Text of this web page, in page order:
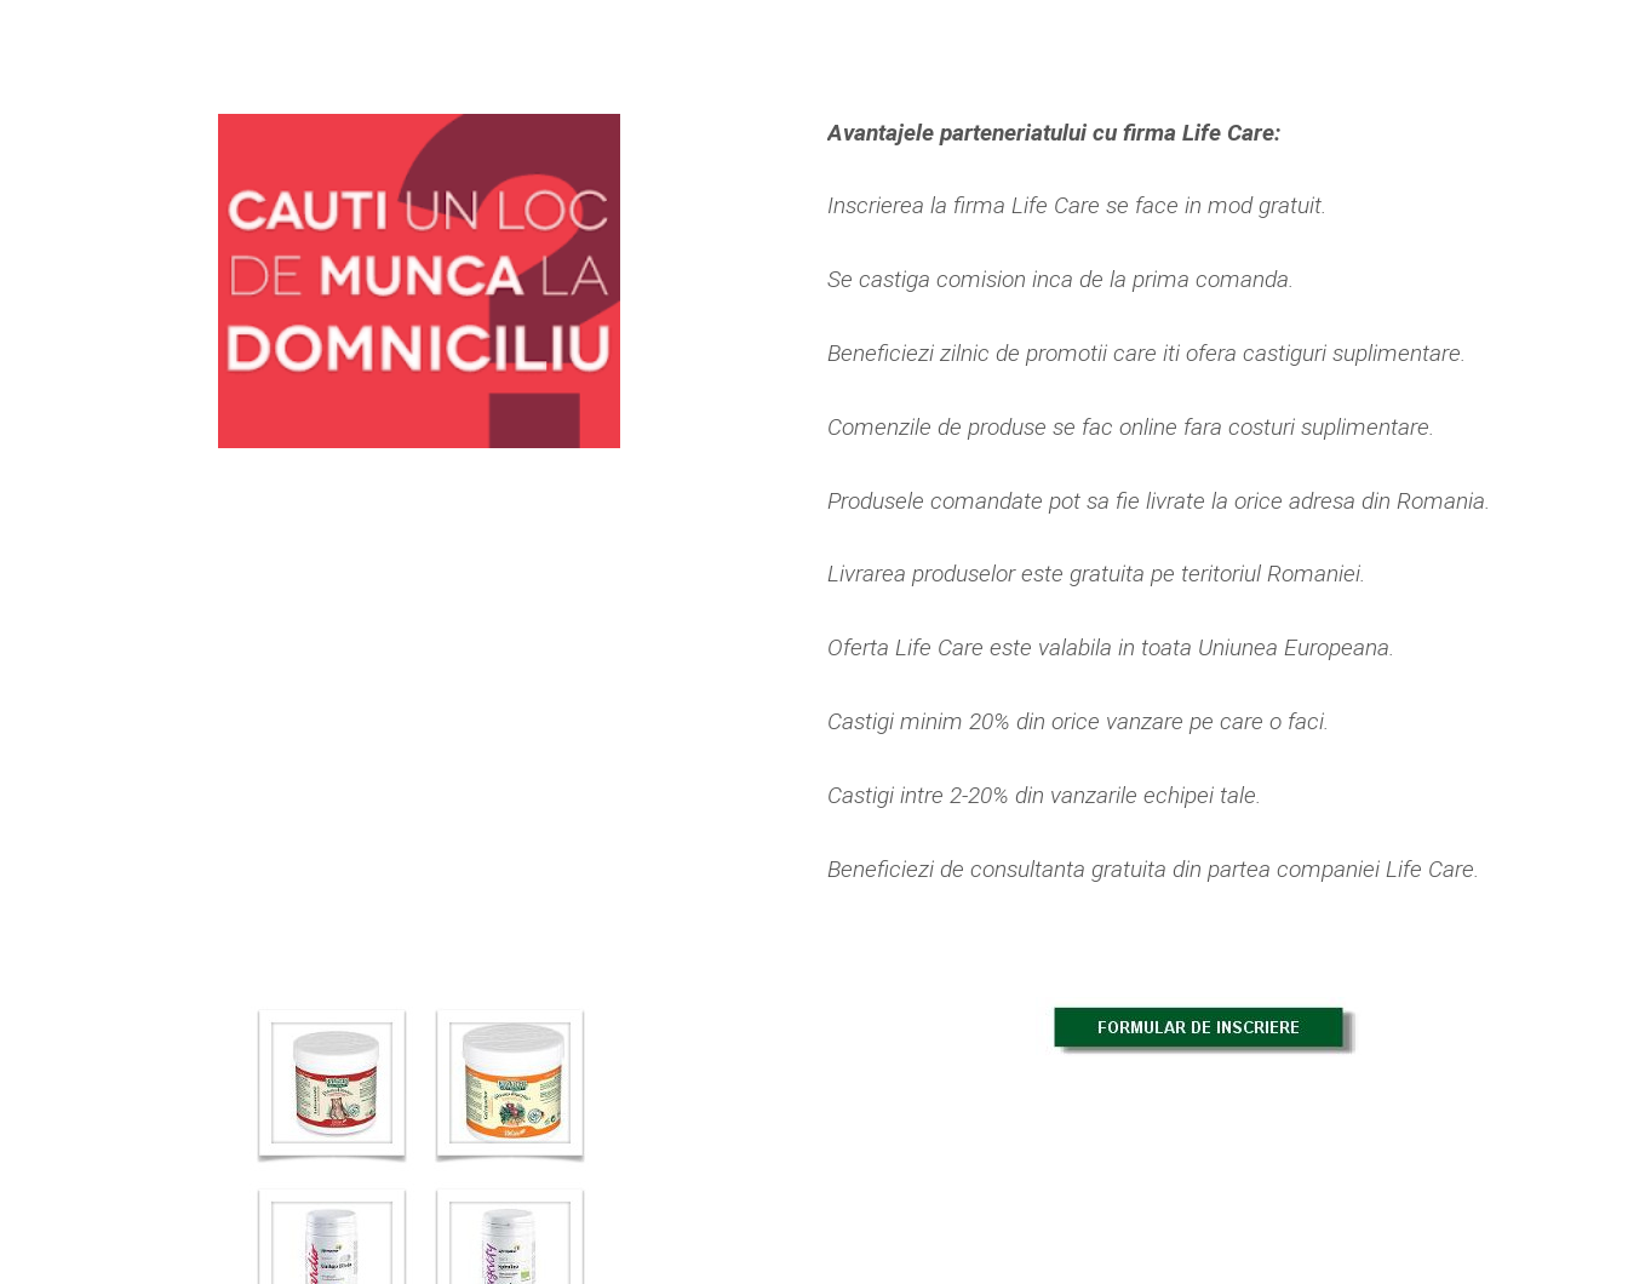
Avantajele parteneriatului cu firma Life Care:
Inscrierea la firma Life Care se face in mod gratuit.
Se castiga comision inca de la prima comanda.
Beneficiezi zilnic de promotii care iti ofera castiguri suplimentare.
Comenzile de produse se fac online fara costuri suplimentare.
Produsele comandate pot sa fie livrate la orice adresa din Romania.
Livrarea produselor este gratuita pe teritoriul Romaniei.
Oferta Life Care este valabila in toata Uniunea Europeana.
Castigi minim 20% din orice vanzare pe care o faci.
Castigi intre 2-20% din vanzarile echipei tale.
Beneficiezi de consultanta gratuita din partea companiei Life Care.